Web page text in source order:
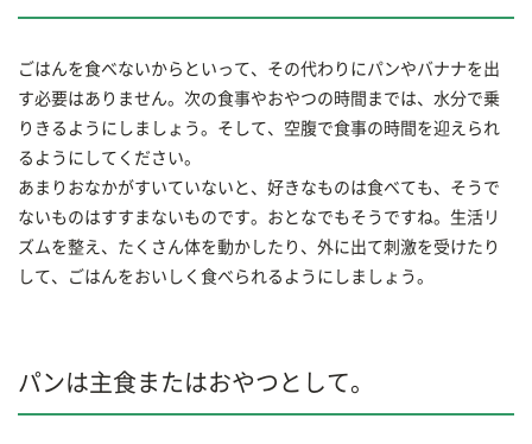
ごはんを食べないからといって、その代わりにパンやバナナを出
す必要はありません。次の食事やおやつの時間までは、水分で乗
りきるようにしましょう。そして、空腹で食事の時間を迎えられ
るようにしてください。
あまりおなかがすいていないと、好きなものは食べても、そうで
ないものはすすまないものです。おとなでもそうですね。生活リ
ズムを整え、たくさん体を動かしたり、外に出て刺激を受けたり
して、ごはんをおいしく食べられるようにしましょう。
パンは主食またはおやつとして。